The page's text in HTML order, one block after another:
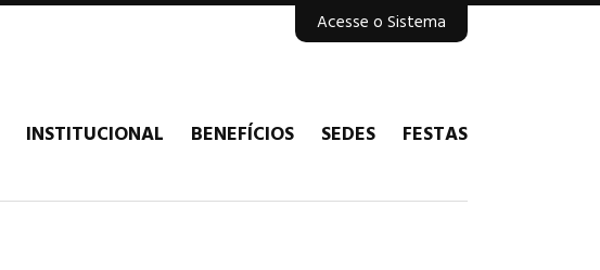
INSTITUCIONAL BENEFÍCIOS SEDES FESTAS
Acesse o Sistema